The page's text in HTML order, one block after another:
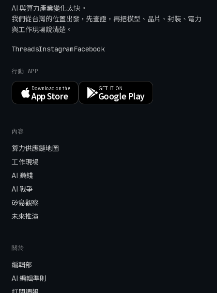
AI 與算力產業變化太快。
我們從台灣的位置出發，先查證，再把模型、晶片、封裝、電力
與工作現場說清楚。
ThreadsInstagramFacebook
行動 APP
Download on the
App Store
GET IT ON
Google Play
內容
算力供應鏈地圖
工作現場
AI 賺錢
AI 戰爭
矽島觀察
未來推演
關於
編輯部
AI 編輯準則